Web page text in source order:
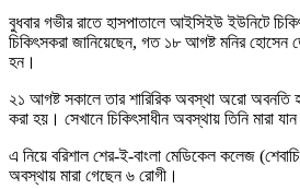
বুধবার গভীর রাতে হাসপাতালে আইসিইউ ইউনিটে
চিকিৎসকরা জানিয়েছেন, গত ১৮ আগষ্ট মনির হোসেন
হন।
২১ আগষ্ট সকালে তার শারিরিক অবস্থা অরো
করা হয়। সেখানে চিকিৎসাধীন অবস্থায় তিনি মারা
এ নিয়ে বরিশাল শের-ই-বাংলা মেডিকেল কলেজ
অবস্থায় মারা গেছেন ৬ রোগী।